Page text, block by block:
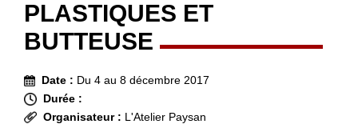
PLASTIQUES ET
BUTTEUSE
Date : Du 4 au 8 décembre 2017
Durée :
Organisateur : L'Atelier Paysan